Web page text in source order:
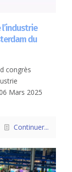
l’industrie
du
congrès
Mars 2025
Continuer...